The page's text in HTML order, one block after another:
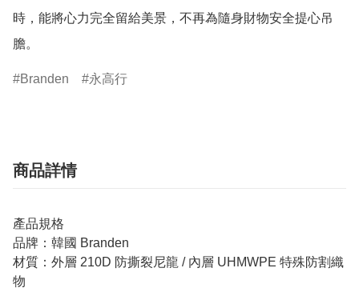
時，能將心力完全留給美景，不再為隨身財物安全提心吊
膽。
Branden 永高行
商品詳情
產品規格
品牌：韓國 Branden
材質：外層 210D 防撕裂尼龍 / 內層 UHMWPE 特殊防割織
物